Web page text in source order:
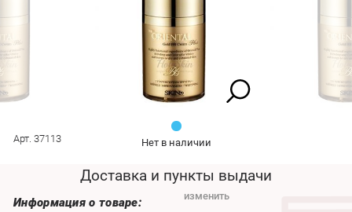
Нет в наличии
Арт. 37113
Доставка и пункты выдачи
изменить
Информация о товаре: